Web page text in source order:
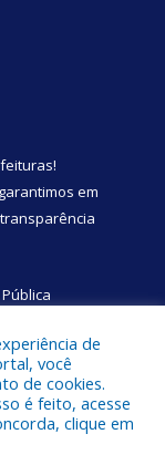
!
em
de São
de
você
de cookies.
é feito, acesse
clique em